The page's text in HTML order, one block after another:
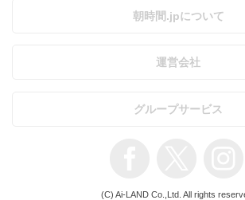
朝時間.jpについて
運営会社
グループサービス
(C) Ai-LAND Co.,Ltd. All rights